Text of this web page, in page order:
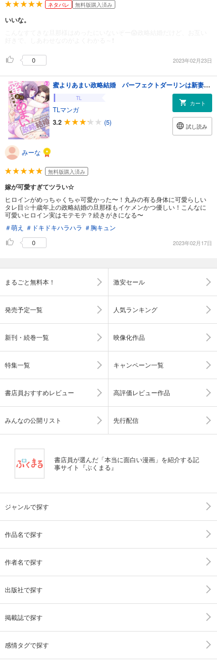
ネタバレ 無料版購入済み
いいな。
0 2023年02月23日
蜜よりあまい政略結婚 パーフェクトダーリンは新妻をかわいがりすぎる２
TL
TLマンガ
3.2
(5)
カート
試し読み
みーな
無料版購入済み
嫁が可愛すぎてツラい☆
ヒロインがめっちゃくちゃ可愛かった〜！丸みの有る身体に可愛らしい
タレ目☆十歳年上の政略結婚の旦那様もイケメンかつ優しい！こんなに
可愛いヒロイン実はモテモテ？続きがきになる〜
＃萌え ＃ドキドキハラハラ ＃胸キュン
0
2023年02月17日
まるごと無料本！ 激安セール
発売予定一覧 人気ランキング
新刊・続巻一覧 映像化作品
特集一覧 キャンペーン一覧
書店員おすすめレビュー 高評価レビュー作品
みんなの公開リスト 先行配信
書店員が選んだ「本当に面白い漫画」を紹介する記
事サイト『ぶくまる』
ジャンルで探す
作品名で探す
作者名で探す
出版社で探す
掲載誌で探す
感情タグで探す